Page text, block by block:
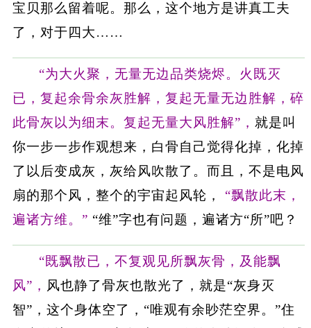
宝贝那么留着呢。那么，这个地方是讲真工夫
了，对于四大……
“为大火聚，无量无边品类烧烬。火既灭
已，复起余骨余灰胜解，复起无量无边胜解，碎
此骨灰以为细末。复起无量大风胜解”， 就是叫
你一步一步作观想来，白骨自己觉得化掉，化掉
了以后变成灰，灰给风吹散了。而且，不是电风
扇的那个风，整个的宇宙起风轮，
“飘散此末，
遍诸方维。” “维”字也有问题，遍诸方“所”吧？
“既飘散已，不复观见所飘灰骨，及能飘
风”， 风也静了骨灰也散光了，就是“灰身灭
智”，这个身体空了，“唯观有余眇茫空界。”住